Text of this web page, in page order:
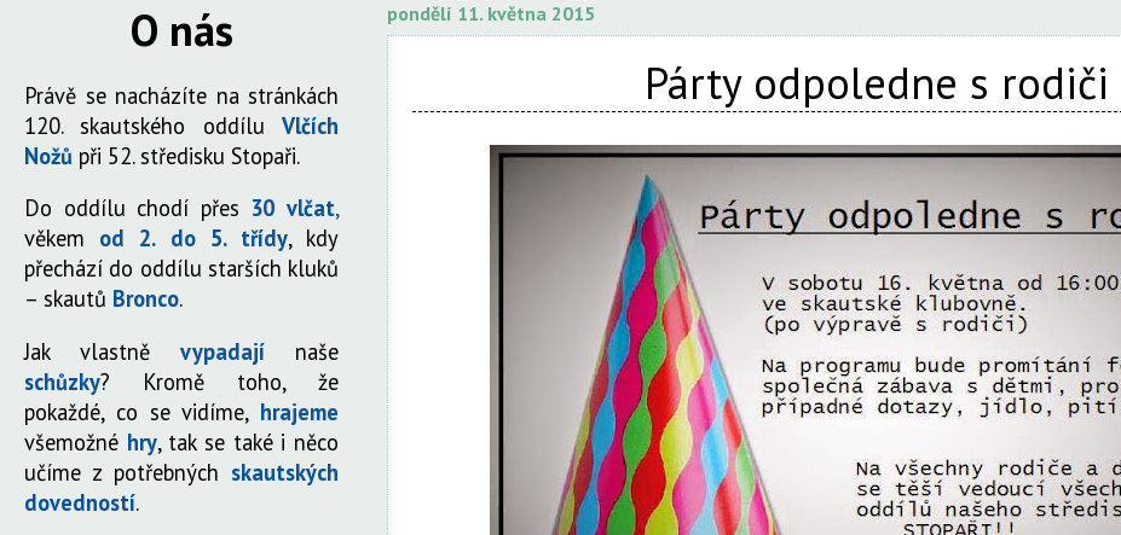
pondělí 11. května 2015
Párty odpoledne s rodiči
O nás
Právě se nacházíte na stránkách
120. skautského oddílu Vlčích
Nožů při 52. středisku Stopaři.
Do oddílu chodí přes 30 vlčat,
věkem od 2. do 5. třídy, kdy
přechází do oddílu starších kluků
– skautů Bronco.
Jak vlastně vypadají
naše
schůzky? Kromě toho, že
pokaždé, co se vidíme, hrajeme
všemožné hry, tak se také i něco
učíme z potřebných skautských
dovedností.